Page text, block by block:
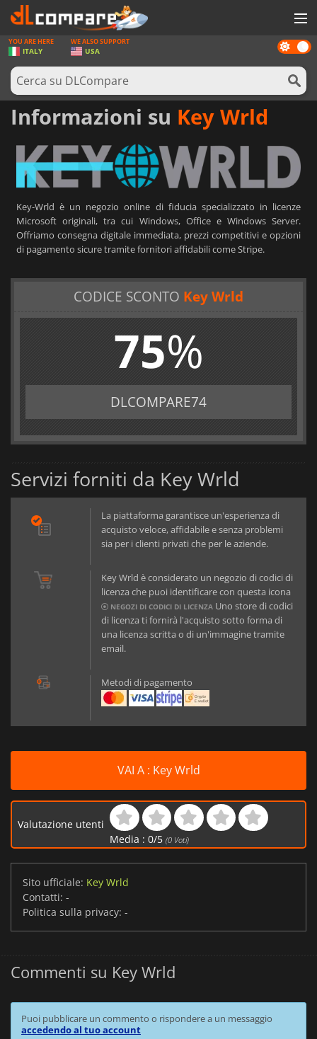
GIOCHI
PREPAGATE
SOFTWARE
HARDWARE
NOTIZIE
ACCEDI O REGISTRATI
Dark
mode
YOU ARE HERE
ITALY
WE ALSO SUPPORT
USA
Informazioni su Key Wrld
Key-Wrld è un negozio online di fiducia specializzato in licenze
Microsoft originali, tra cui Windows, Office e Windows Server.
Offriamo consegna digitale immediata, prezzi competitivi e opzioni
di pagamento sicure tramite fornitori affidabili come Stripe.
CODICE SCONTO Key Wrld
75%
DLCOMPARE74
Servizi forniti da Key Wrld
La piattaforma garantisce un'esperienza di
acquisto veloce, affidabile e senza problemi
sia per i clienti privati che per le aziende.
Key Wrld è considerato un negozio di codici di
licenza che puoi identificare con questa icona
NEGOZI DI CODICI DI LICENZA Uno store di codici
di licenza ti fornirà l'acquisto sotto forma di
una licenza scritta o di un'immagine tramite
email.
Metodi di pagamento
VAI A : Key Wrld
Valutazione utenti
Media : 0/5 (0Voti)
Sito ufficiale: Key Wrld
Contatti: -
Politica sulla privacy: -
Commenti su Key Wrld
Puoi pubblicare un commento o rispondere a un messaggio
accedendo al tuo account